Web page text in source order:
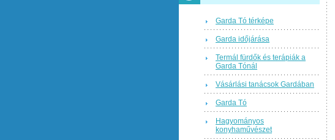
Garda Tó térképe
Garda időjárása
Termál fürdők és terápiák a
Garda Tónál
Vásárlási tanácsok Gardában
Garda Tó
Hagyományos
konyhaművészet